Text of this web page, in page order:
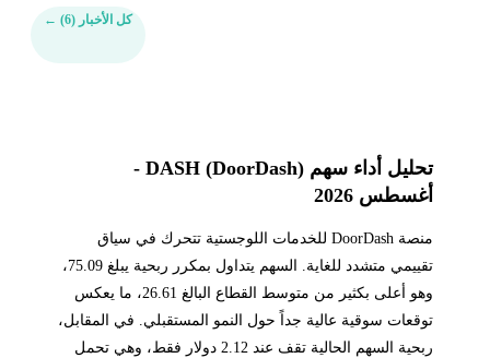
كل الأخبار (6) ←
تحليل أداء سهم DASH (DoorDash) -
أغسطس 2026
منصة DoorDash للخدمات اللوجستية تتحرك في سياق
تقييمي متشدد للغاية. السهم يتداول بمكرر ربحية يبلغ 75.09،
وهو أعلى بكثير من متوسط القطاع البالغ 26.61، ما يعكس
توقعات سوقية عالية جداً حول النمو المستقبلي. في المقابل،
ربحية السهم الحالية تقف عند 2.12 دولار فقط، وهي تحمل